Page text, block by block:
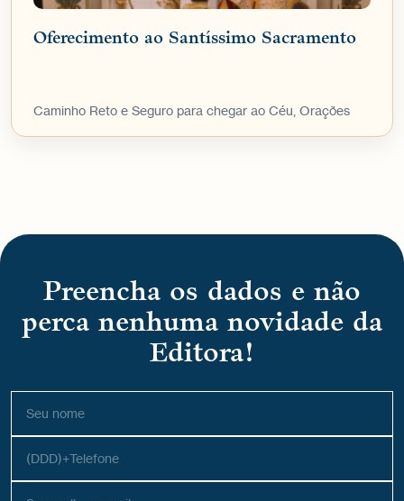
Oferecimento ao Santíssimo Sacramento
Caminho Reto e Seguro para chegar ao Céu, Orações
Preencha os dados e não
perca nenhuma novidade da
Editora!